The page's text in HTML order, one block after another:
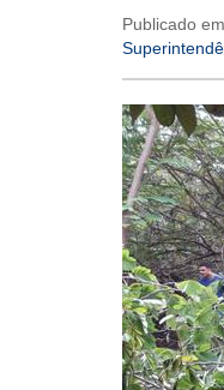
Publicado